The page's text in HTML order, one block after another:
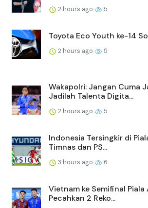
2 hours ago 5
Toyota Eco Youth ke-14
2 hours ago 5
Wakapolri: Jangan Cuma
Jadilah Talenta Digita...
2 hours ago 5
Indonesia Tersingkir di
Timnas dan PS...
3 hours ago 6
Vietnam ke Semifinal Piala
Pecahkan 2 Reko...